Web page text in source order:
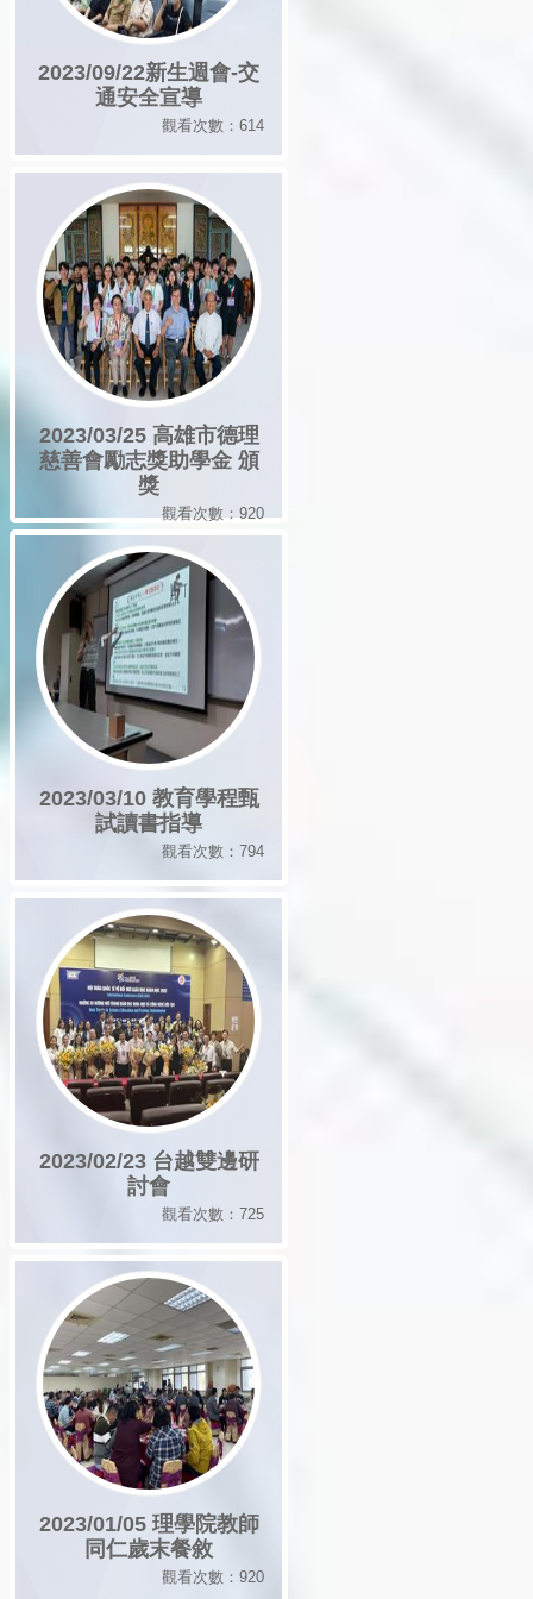
2023/09/22新生週會-交
通安全宣導
觀看次數：614
2023/03/25 高雄市德理
慈善會勵志獎助學金 頒
獎
觀看次數：920
2023/03/10 教育學程甄
試讀書指導
觀看次數：794
2023/02/23 台越雙邊研
討會
觀看次數：725
2023/01/05 理學院教師
同仁歲末餐敘
觀看次數：920